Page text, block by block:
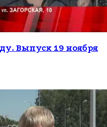
Выпуск 19 ноября